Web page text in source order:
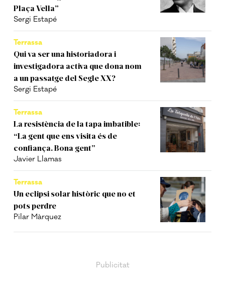
Plaça Vella”
Sergi Estapé
Terrassa
Qui va ser una historiadora i
investigadora activa que dona nom
a un passatge del Segle XX?
Sergi Estapé
Terrassa
La resistència de la tapa imbatible:
“La gent que ens visita és de
confiança. Bona gent”
Javier Llamas
Terrassa
Un eclipsi solar històric que no et
pots perdre
Pilar Màrquez